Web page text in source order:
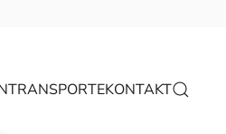
TRANSPORTEKONTAKT